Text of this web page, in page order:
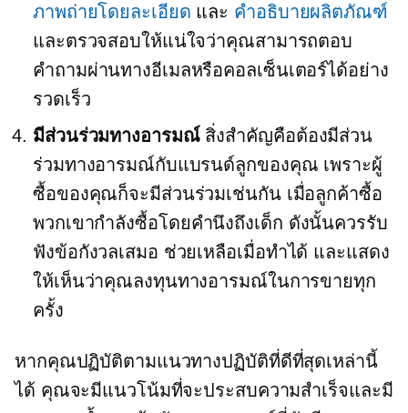
ภาพถ่ายโดยละเอียด และ คำอธิบายผลิตภัณฑ์
และตรวจสอบให้แน่ใจว่าคุณสามารถตอบ
คำถามผ่านทางอีเมลหรือคอลเซ็นเตอร์ได้อย่าง
รวดเร็ว
มีส่วนร่วมทางอารมณ์สิ่งสำคัญคือต้องมีส่วน
ร่วมทางอารมณ์กับแบรนด์ลูกของคุณ เพราะผู้
ซื้อของคุณก็จะมีส่วนร่วมเช่นกัน เมื่อลูกค้าซื้อ
พวกเขากำลังซื้อโดยคำนึงถึงเด็ก ดังนั้นควรรับ
ฟังข้อกังวลเสมอ ช่วยเหลือเมื่อทำได้ และแสดง
ให้เห็นว่าคุณลงทุนทางอารมณ์ในการขายทุก
ครั้ง
หากคุณปฏิบัติตามแนวทางปฏิบัติที่ดีที่สุดเหล่านี้
ได้ คุณจะมีแนวโน้มที่จะประสบความสำเร็จและมี